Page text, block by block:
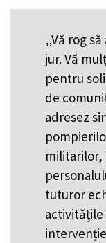
„Vă rog
jur. Vă
pentru
de
adresez
militarilor,
tuturor
activitățile